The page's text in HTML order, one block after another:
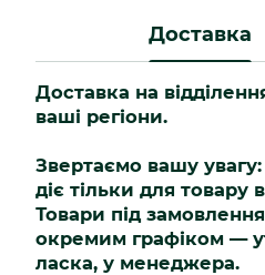
Доставка
Доставка на
ваші регіони.
Звертаємо вашу увагу:
діє тільки для товару
Товари під
окремим графіком —
ласка, у менеджера.